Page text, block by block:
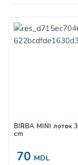
BIRBA MINI лоток
cm
70 MDL